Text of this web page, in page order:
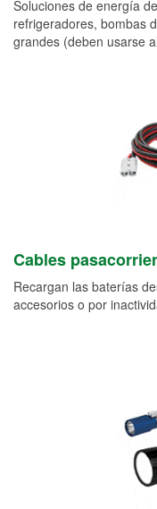
Soluciones de energía
refrigeradores, bombas
grandes (deben usarse
Cables
Recargan las baterías
accesorios o por